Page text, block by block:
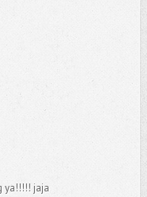
ya!!!!! jaja